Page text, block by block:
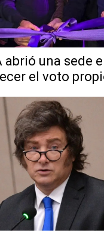
abrió una sede
el voto